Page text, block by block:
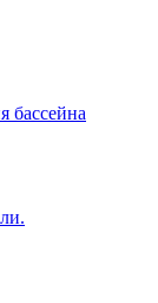
бассейна